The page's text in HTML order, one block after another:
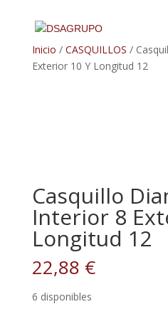
Inicio / CASQUILLOS /
Exterior 10 Y Longitud 12
Casquillo
Interior 8
Longitud 12
22,88 €
6 disponibles